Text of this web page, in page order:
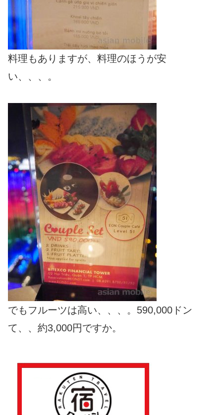
料理もありますが、料理のほうが安
い、、、。
でもフルーツは高い、、、。590,000ドン
て、、約3,000円ですか。